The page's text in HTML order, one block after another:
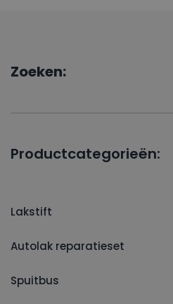
Zoeken:
Productcategorieën:
Lakstift
Autolak reparatieset
Spuitbus